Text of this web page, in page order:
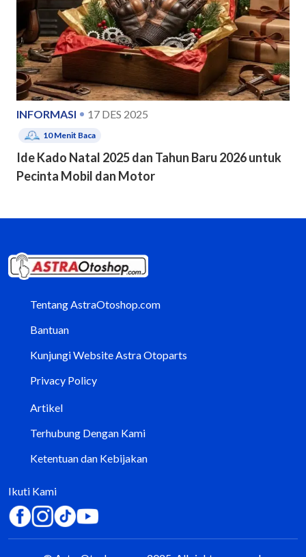
INFORMASI 17 DES 2025
10Menit Baca
Ide Kado Natal 2025 dan Tahun Baru 2026 untuk
Pecinta Mobil dan Motor
Tentang AstraOtoshop.com
Bantuan
Kunjungi Website Astra Otoparts
Privacy Policy
Artikel
Terhubung Dengan Kami
Ketentuan dan Kebijakan
Ikuti Kami